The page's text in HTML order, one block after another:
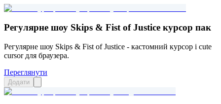
Регулярне шоу Skips & Fist of Justice курсор пак
Регулярне шоу Skips & Fist of Justice - кастомний курсор і cute
cursor для браузера.
Переглянути
Додати